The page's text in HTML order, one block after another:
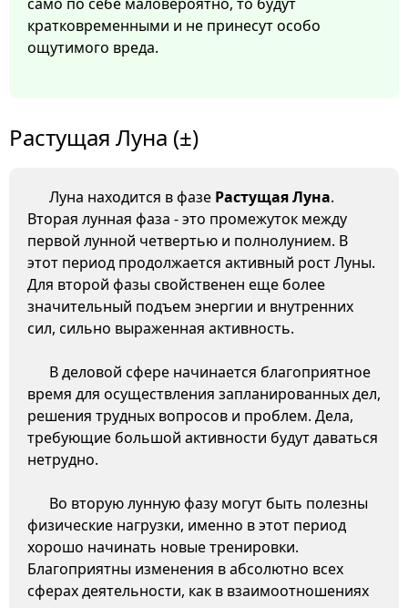
кратковременными и не принесут особо
ощутимого вреда.
Растущая Луна (±)
Луна находится в фазе Растущая Луна.
Вторая лунная фаза - это промежуток между
первой лунной четвертью и полнолунием. В
этот период продолжается активный рост Луны.
Для второй фазы свойственен еще более
значительный подъем энергии и внутренних
сил, сильно выраженная активность.
В деловой сфере начинается благоприятное
время для осуществления запланированных дел,
решения трудных вопросов и проблем. Дела,
требующие большой активности будут даваться
нетрудно.
Во вторую лунную фазу могут быть полезны
физические нагрузки, именно в этот период
хорошо начинать новые тренировки.
Благоприятны изменения в абсолютно всех
сферах деятельности, как в взаимоотношениях